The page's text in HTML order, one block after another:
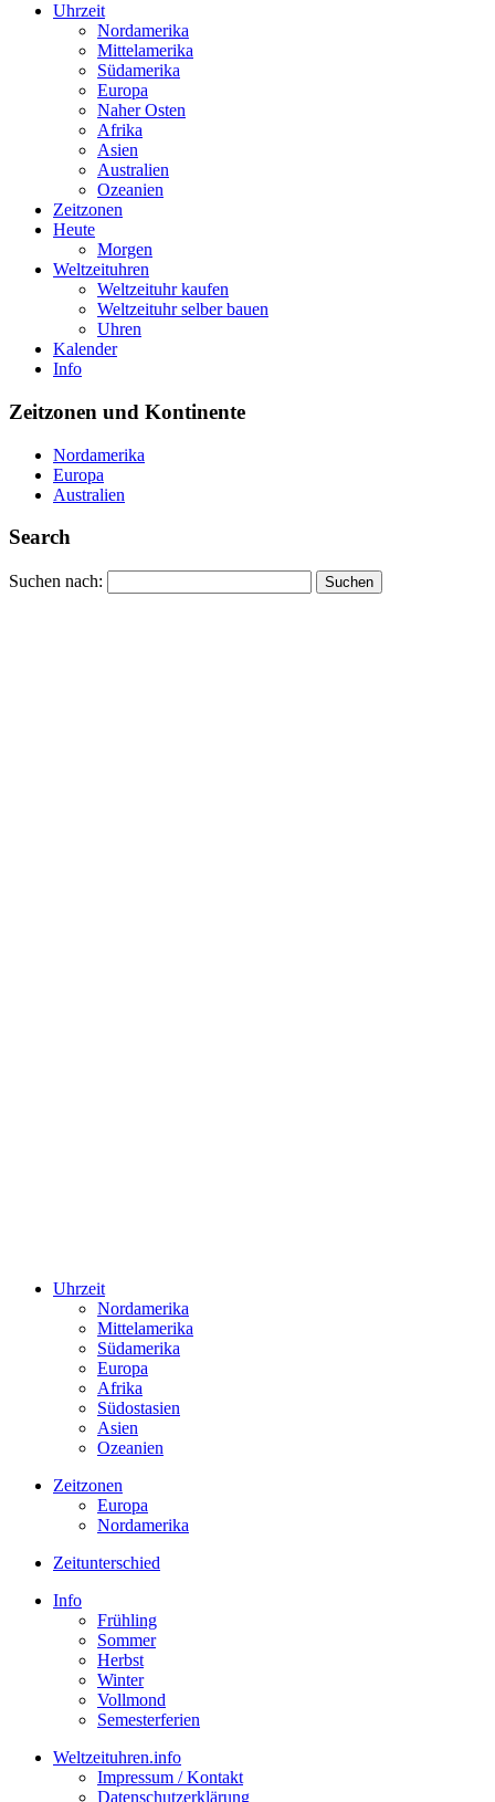
Uhrzeit
Nordamerika
Mittelamerika
Südamerika
Europa
Naher Osten
Afrika
Asien
Australien
Ozeanien
Zeitzonen
Heute
Morgen
Weltzeituhren
Weltzeituhr kaufen
Weltzeituhr selber bauen
Uhren
Kalender
Info
Zeitzonen und Kontinente
Nordamerika
Europa
Australien
Search
Suchen nach:
Uhrzeit
Nordamerika
Mittelamerika
Südamerika
Europa
Afrika
Südostasien
Asien
Ozeanien
Zeitzonen
Europa
Nordamerika
Zeitunterschied
Info
Frühling
Sommer
Herbst
Winter
Vollmond
Semesterferien
Weltzeituhren.info
Impressum / Kontakt
Datenschutzerklärung